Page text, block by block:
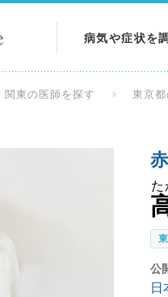
病気や症状を
検査を調べる
関東の医師を探す 東京
た
公
日